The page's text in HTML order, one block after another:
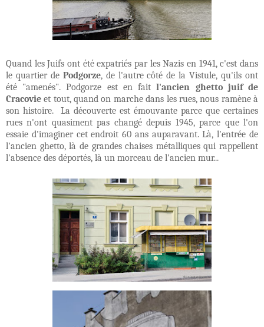
Quand les Juifs ont été expatriés par les Nazis en 1941, c'est dans
le quartier de Podgorze, de l'autre côté de la Vistule, qu'ils ont
été "amenés". Podgorze est en faitl'ancien ghetto juif de
Cracovie et tout, quand on marche dans les rues, nous ramène à
son histoire. La découverte est émouvante parce que certaines
rues n'ont quasiment pas changé depuis 1945, parce que l'on
essaie d'imaginer cet endroit 60 ans auparavant. Là, l'entrée de
l'ancien ghetto, là de grandes chaises métalliques qui rappellent
l'absence des déportés, là un morceau de l'ancien mur...